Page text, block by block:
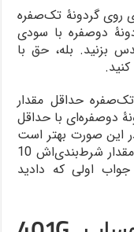
روی گردونۀ تک‌صفره
گردونۀ دوصفره با سودی
بزنید. بله، حق با
حداقل مقدار
واحد، و گردونۀ دوصفره‌ای با حداقل
دارید، در این صورت بهتر است
آن گردونه‌ای را انتخاب کنید که حداقل مقدار شرط‌بندی‌اش 10
اولی که دادید